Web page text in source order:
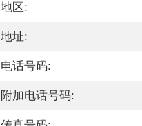
地区:
地址:
电话号码:
附加电话号码: